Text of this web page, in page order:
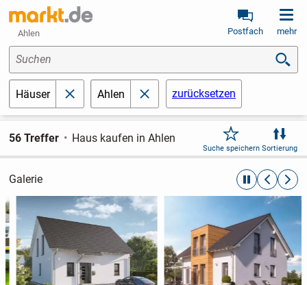
Ahlen Postfach mehr
Suchen
Häuser schließen
Ahlen schließenzurücksetzen
56 Treffer Haus kaufen in Ahlen
Suche speichern Sortierung
Galerie automatische